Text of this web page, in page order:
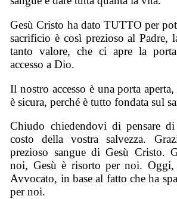
Gesù Cristo ha dato TUTTO per
sacrificio è così prezioso al Padre,
tanto valore, che ci apre la
accesso a Dio.
Il nostro accesso è una porta
è sicura, perché è tutto fondata sul
Chiudo chiedendovi di pensare
costo della vostra salvezza.
prezioso sangue di Gesù Cristo.
noi, Gesù è risorto per noi.
Avvocato, in base al fatto che ha
per noi.